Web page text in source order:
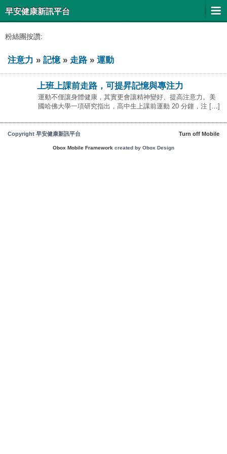
早安健康新訊平台
粉絲團按讚:
注意力 » 記憶» 走路 » 運動
上班上課前走路，可提昇記憶與專注力
運動不僅讓身體健康，其實更會讓精神變好、提高注意力。美
國哈佛大學一項研究指出，高中生上課前運動 20 分鐘，注 […]
Copyright 早安健康新訊平台 Turn off Mobile
Obox Mobile Framework created by Obox Design